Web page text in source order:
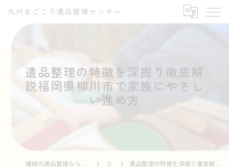
遺品整理の特徴を深掘り徹底解
説福岡県柳川市で家族にやさし
い進め方
福岡の遺品整理なら九州まごころ遺品整理センター コラム 遺品整理の特徴を深掘り徹底解説福岡県柳川市で家族にやさしい進め方